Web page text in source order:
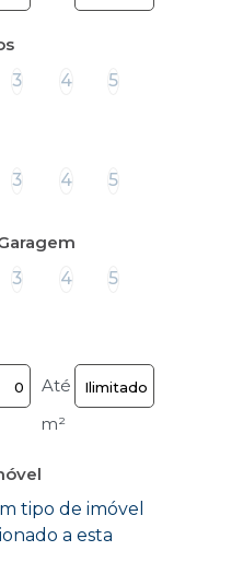
3 4 5
3 4 5
3 4 5
Até
m²
tipo de imóvel
a esta